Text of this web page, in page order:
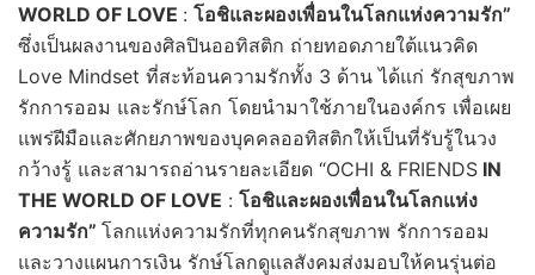
WORLD OF LOVE : โอชิและผองเพื่อนในโลกแห่งความรัก”
ซึ่งเป็นผลงานของศิลปินออทิสติก ถ่ายทอดภายใต้แนวคิด
Love Mindset ที่สะท้อนความรักทั้ง 3 ด้าน ได้แก่ รักสุขภาพ
รักการออม และรักษ์โลก โดยนำมาใช้ภายในองค์กร เพื่อเผย
แพร่ฝีมือและศักยภาพของบุคคลออทิสติกให้เป็นที่รับรู้ในวง
กว้างรู้ และสามารถอ่านรายละเอียด “OCHI & FRIENDS IN
THE WORLD OF LOVE : โอชิและผองเพื่อนในโลกแห่ง
ความรัก” โลกแห่งความรักที่ทุกคนรักสุขภาพ รักการออม
และวางแผนการเงิน รักษ์โลกดูแลสังคมส่งมอบให้คนรุ่นต่อ